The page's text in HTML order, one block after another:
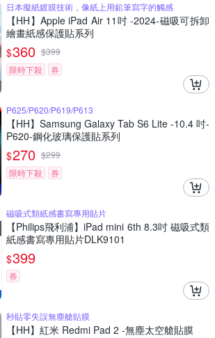
日本擬紙鍍膜技術，像紙上用鉛筆寫字的觸感
【HH】Apple iPad Air 11吋 -2024-磁吸可拆卸
繪畫紙感保護貼系列
$360 $399
限時下殺
券
P625/P620/P619/P613
【HH】Samsung Galaxy Tab S6 Lite -10.4 吋-
P620-鋼化玻璃保護貼系列
$270 $299
限時下殺
券
磁吸式類紙感書寫專用貼片
【Philips飛利浦】iPad mini 6th 8.3吋 磁吸式類
紙感書寫專用貼片DLK9101
$399
券
秒貼零失誤無塵艙貼膜
【HH】紅米 Redmi Pad 2 -無塵太空艙貼膜